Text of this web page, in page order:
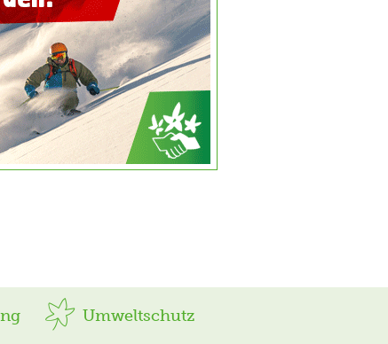
Umweltschutz